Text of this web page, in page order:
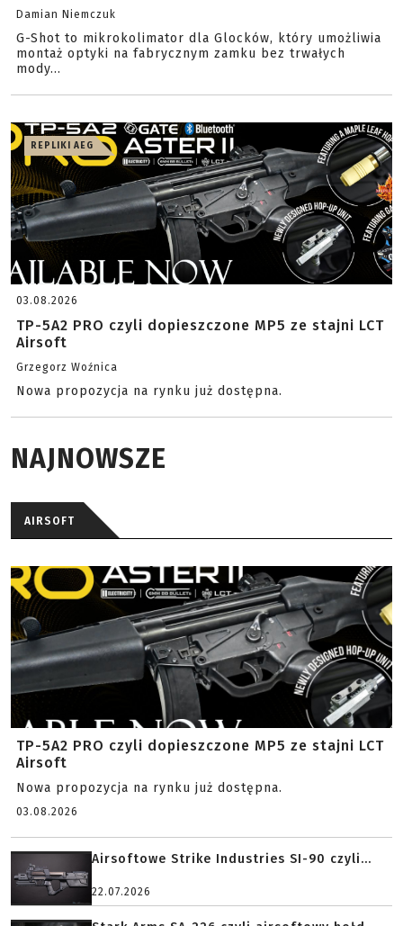
Damian Niemczuk
G-Shot to mikrokolimator dla Glocków, który umożliwia
montaż optyki na fabrycznym zamku bez trwałych
mody...
REPLIKI AEG
03.08.2026
TP-5A2 PRO czyli dopieszczone MP5 ze stajni LCT
Airsoft
Grzegorz Woźnica
Nowa propozycja na rynku już dostępna.
NAJNOWSZE
AIRSOFT
TP-5A2 PRO czyli dopieszczone MP5 ze stajni LCT
Airsoft
Nowa propozycja na rynku już dostępna.
03.08.2026
Airsoftowe Strike Industries SI-90 czyli...
22.07.2026